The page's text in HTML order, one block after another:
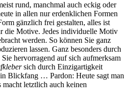
rund, manchmal auch eckig oder
in allen nur erdenklichen Formen
gänzlich frei gestalten, alles ist
die Motive. Jedes individuelle Motiv
werden. So können Sie ganz
lassen. Ganz besonders durch
hervorragend auf sich aufmerksam
sich durch Einzigartigkeit
Blickfang … Pardon: Heute sagt man
macht letztlich auch keinen